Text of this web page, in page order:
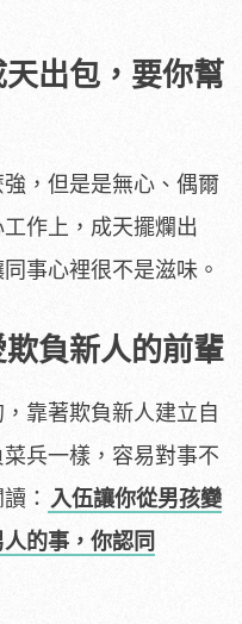
出包，要你幫
，但是是無心、偶爾
作上，成天擺爛出
事心裡很不是滋味。
負新人的前輩
靠著欺負新人建立自
兵一樣，容易對事不
： 入伍讓你從男孩變
的事，你認同